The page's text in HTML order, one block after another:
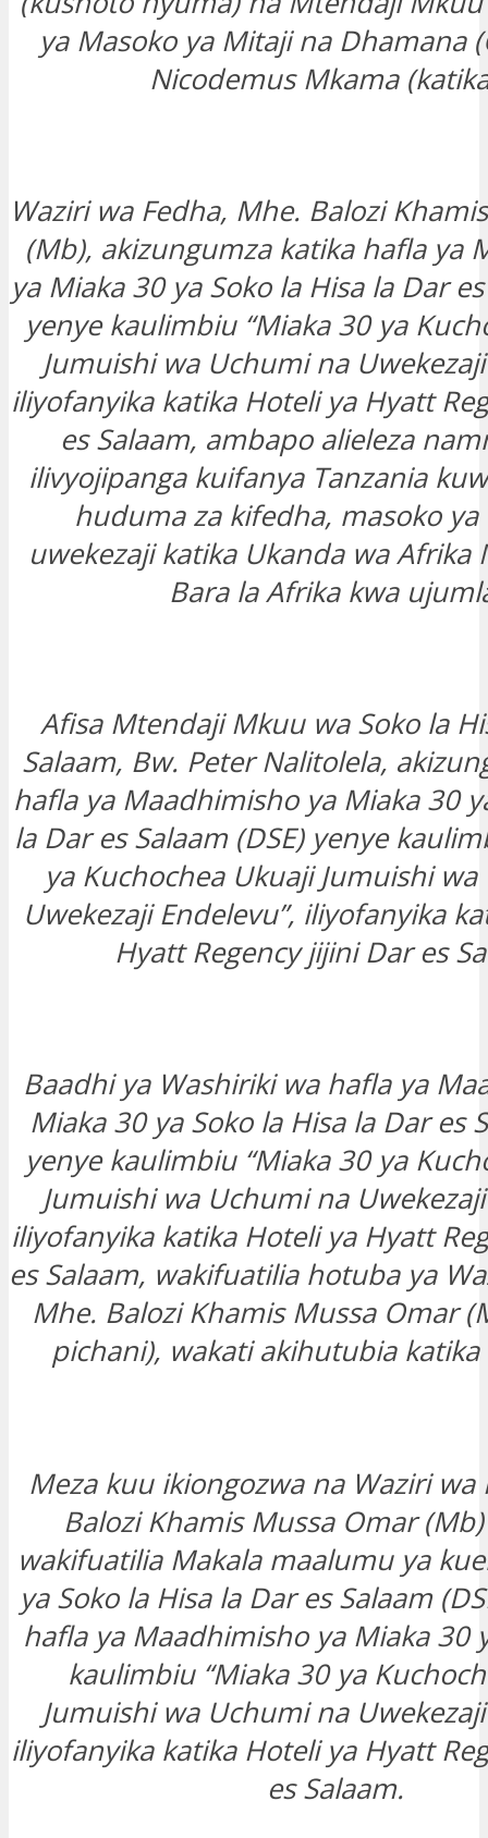
ya Masoko ya Mitaji na Dhamana
Nicodemus Mkama
Waziri wa Fedha, Mhe. Balozi
(Mb), akizungumza katika hafla ya
ya Miaka 30 ya Soko la Hisa la Dar
yenye kaulimbiu “Miaka 30 ya
Jumuishi wa Uchumi na
iliyofanyika katika Hoteli ya Hyatt
es Salaam, ambapo alieleza
ilivyojipanga kuifanya Tanzania
huduma za kifedha, masoko
uwekezaji katika Ukanda wa Afrika
Bara la Afrika kwa
Afisa Mtendaji Mkuu wa Soko la
Salaam, Bw. Peter Nalitolela,
hafla ya Maadhimisho ya Miaka 30
la Dar es Salaam (DSE) yenye
ya Kuchochea Ukuaji Jumuishi
Uwekezaji Endelevu”, iliyofanyika
Hyatt Regency jijini Dar es
Baadhi ya Washiriki wa hafla ya
Miaka 30 ya Soko la Hisa la Dar es
yenye kaulimbiu “Miaka 30 ya
Jumuishi wa Uchumi na
iliyofanyika katika Hoteli ya Hyatt
es Salaam, wakifuatilia hotuba ya
Mhe. Balozi Khamis Mussa Omar
pichani), wakati akihutubia
Meza kuu ikiongozwa na Waziri wa
Balozi Khamis Mussa Omar
wakifuatilia Makala maalumu ya
ya Soko la Hisa la Dar es Salaam
hafla ya Maadhimisho ya Miaka 30
kaulimbiu “Miaka 30 ya
Jumuishi wa Uchumi na
iliyofanyika katika Hoteli ya Hyatt
es Salaam.